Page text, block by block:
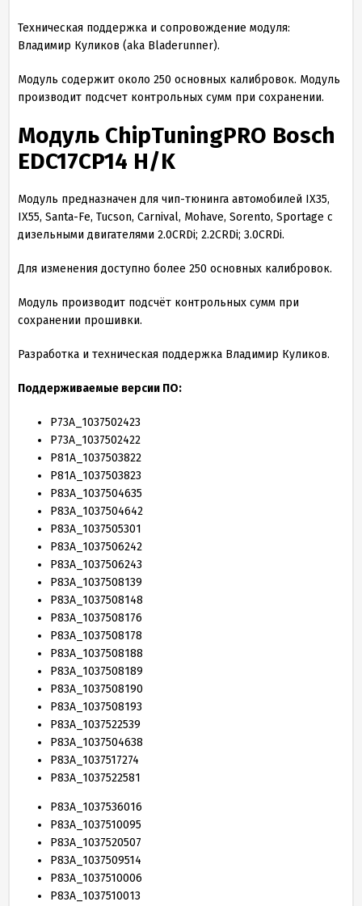
Техническая поддержка и сопровождение модуля:
Владимир Куликов (aka Bladerunner).
Модуль содержит около 250 основных калибровок. Модуль
производит подсчет контрольных сумм при сохранении.
Модуль ChipTuningPRO Bosch
EDC17CP14 H/K
Модуль предназначен для чип-тюнинга автомобилей IX35,
IX55, Santa-Fe, Tucson, Carnival, Mohave, Sorento, Sportage с
дизельными двигателями 2.0CRDi; 2.2CRDi; 3.0CRDi.
Для изменения доступно более 250 основных калибровок.
Модуль производит подсчёт контрольных сумм при
сохранении прошивки.
Разработка и техническая поддержка Владимир Куликов.
Поддерживаемые версии ПО:
P73A_ 1037502423
P73A_ 1037502422
P81A_ 1037503822
P81A_ 1037503823
P83A_ 1037504635
P83A_ 1037504642
P83A_ 1037505301
P83A_ 1037506242
P83A_ 1037506243
P83A_ 1037508139
P83A_ 1037508148
P83A_ 1037508176
P83A_ 1037508178
P83A_ 1037508188
P83A_ 1037508189
P83A_ 1037508190
P83A_ 1037508193
P83A_ 1037522539
P83A_ 1037504638
P83A_ 1037517274
P83A_ 1037522581
P83A_ 1037536016
P83A_ 1037510095
P83A_ 1037520507
P83A_ 1037509514
P83A_ 1037510006
P83A_ 1037510013